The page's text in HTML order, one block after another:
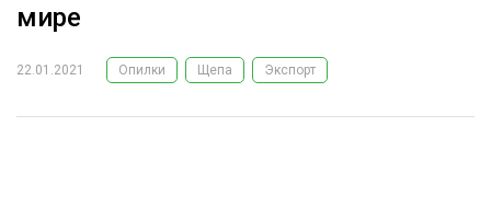
ЛЕСНОЕ ХОЗЯЙСТВО
мире
22.01.2021 Опилки Щепа Экспорт